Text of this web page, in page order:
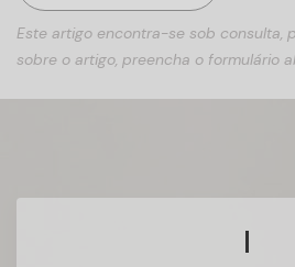
Este artigo encontra-se sob consulta,
sobre o artigo, preencha o formulário